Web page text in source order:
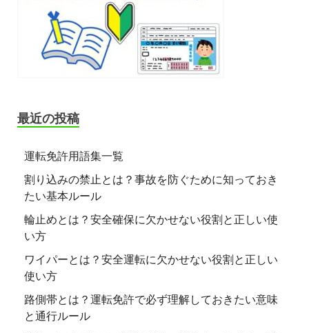
最近の投稿
運転免許用語集一覧
割り込みの禁止とは？事故を防ぐために知っておき
たい基本ルール
輪止めとは？安全確保に欠かせない役割と正しい使
い方
ワイパーとは？安全運転に欠かせない役割と正しい
使い方
路側帯とは？運転免許で必ず理解しておきたい意味
と通行ルール